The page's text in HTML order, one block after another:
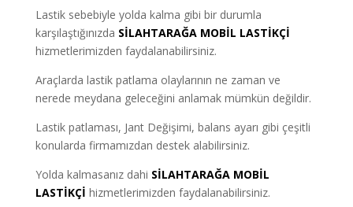
Lastik sebebiyle yolda kalma gibi bir durumla
karşılaştığınızda SİLAHTARAĞA MOBİL LASTİKÇİ
hizmetlerimizden faydalanabilirsiniz.
Araçlarda lastik patlama olaylarının ne zaman ve
nerede meydana geleceğini anlamak mümkün değildir.
Lastik patlaması, Jant Değişimi, balans ayarı gibi çeşitli
konularda firmamızdan destek alabilirsiniz.
Yolda kalmasanız dahi SİLAHTARAĞA MOBİL
LASTİKÇİ hizmetlerimizden faydalanabilirsiniz.